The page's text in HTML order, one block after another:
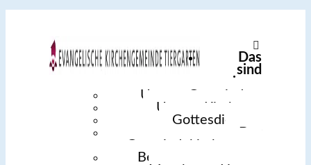
Das
sind
Unsere Gemeinde
Unsere Kirchen
Gottesdienst
Begegnungszentrum